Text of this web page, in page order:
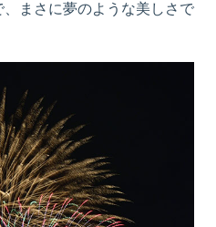
まさに夢のような美しさで